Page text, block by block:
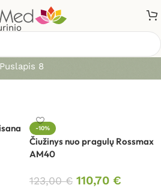
Puslapis 8
-10%
Čiužinys nuo pragulų Rossmax
AM40
123,00€ 110,70 €